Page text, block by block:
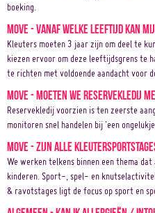
boeking.
Move - Vanaf welke leeftijd kan
Kleuters moeten 3 jaar zijn om deel te
kiezen ervoor om deze leeftijdsgrens te
te richten met voldoende aandacht voor
Move - Moeten we reservekledij
Reservekledij voorzien is ten zeerste
monitoren snel handelen bij 'een
Move - Zijn alle
We werken telkens binnen een thema
kinderen. Sport-, spel- en
& ravotstages ligt de focus op sport en